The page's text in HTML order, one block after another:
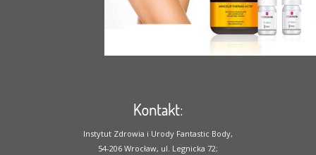
Kontakt:
Instytut Zdrowia i Urody Fantastic Body,
54-206 Wrocław, ul. Legnicka 72;